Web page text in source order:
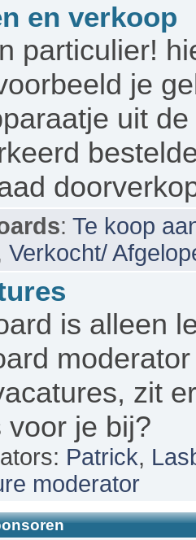
en verkoop
particulier!
je
uit
: Te koop
Verkocht/
is alleen
zit
voor je bij?
Patrick,
moderator